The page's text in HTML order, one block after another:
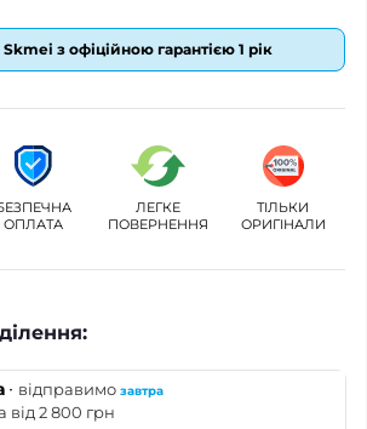
з офіційною гарантією 1 рік
ОПЛАТА
ЛЕГКЕ
ПОВЕРНЕННЯ
ТІЛЬКИ
ОРИГІНАЛИ
· відправимо завтра
від 2 800 грн